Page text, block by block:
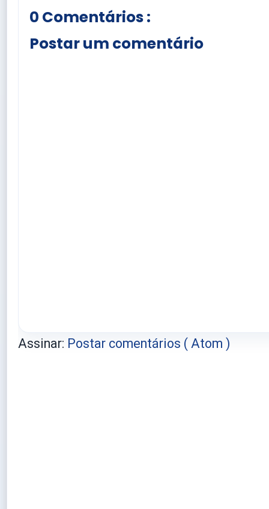
0 Comentários :
Postar um comentário
Assinar: Postar comentários ( Atom )